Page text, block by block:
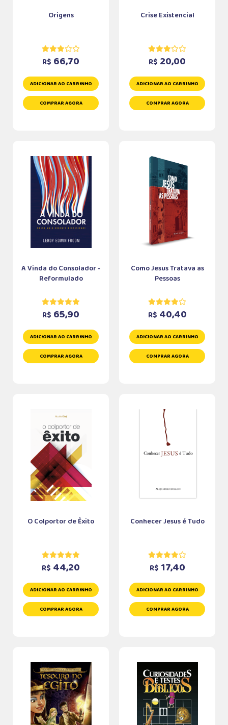
Origens
R$ 66,70
ADICIONAR AO CARRINHO
COMPRAR AGORA
Crise Existencial
R$ 20,00
ADICIONAR AO CARRINHO
COMPRAR AGORA
A Vinda do Consolador -
Reformulado
R$ 65,90
ADICIONAR AO CARRINHO
COMPRAR AGORA
Como Jesus Tratava as
Pessoas
R$ 40,40
ADICIONAR AO CARRINHO
COMPRAR AGORA
O Colportor de Êxito
R$ 44,20
ADICIONAR AO CARRINHO
COMPRAR AGORA
Conhecer Jesus é Tudo
R$ 17,40
ADICIONAR AO CARRINHO
COMPRAR AGORA